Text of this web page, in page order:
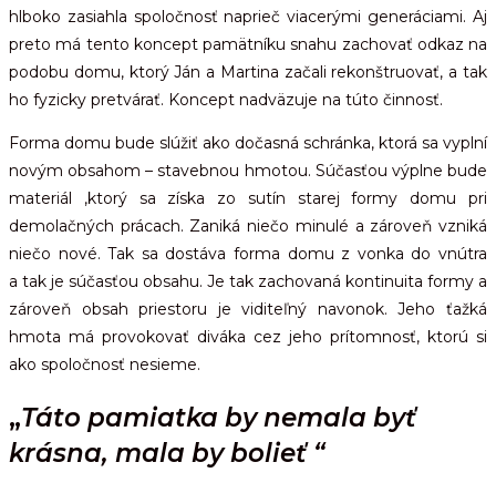
hlboko zasiahla spoločnosť naprieč viacerými generáciami. Aj
preto má tento koncept pamätníku snahu zachovať odkaz na
podobu domu, ktorý Ján a Martina začali rekonštruovať, a tak
ho fyzicky pretvárať. Koncept nadväzuje na túto činnosť.
Forma domu bude slúžiť ako dočasná schránka, ktorá sa vyplní
novým obsahom – stavebnou hmotou. Súčasťou výplne bude
materiál ,ktorý sa získa zo sutín starej formy domu pri
demolačných prácach. Zaniká niečo minulé a zároveň vzniká
niečo nové. Tak sa dostáva forma domu z vonka do vnútra
a tak je súčasťou obsahu. Je tak zachovaná kontinuita formy a
zároveň obsah priestoru je viditeľný navonok. Jeho ťažká
hmota má provokovať diváka cez jeho prítomnosť, ktorú si
ako spoločnosť nesieme.
„Táto pamiatka by nemala byť
krásna, mala by bolieť “